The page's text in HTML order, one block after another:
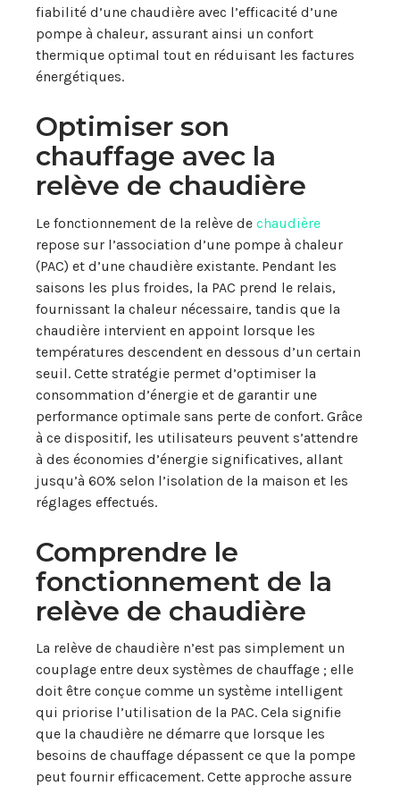
fiabilité d’une chaudière avec l’efficacité d’une
pompe à chaleur, assurant ainsi un confort
thermique optimal tout en réduisant les factures
énergétiques.
Optimiser son
chauffage avec la
relève de chaudière
Le fonctionnement de la relève de chaudière
repose sur l’association d’une pompe à chaleur
(PAC) et d’une chaudière existante. Pendant les
saisons les plus froides, la PAC prend le relais,
fournissant la chaleur nécessaire, tandis que la
chaudière intervient en appoint lorsque les
températures descendent en dessous d’un certain
seuil. Cette stratégie permet d’optimiser la
consommation d’énergie et de garantir une
performance optimale sans perte de confort. Grâce
à ce dispositif, les utilisateurs peuvent s’attendre
à des économies d’énergie significatives, allant
jusqu’à 60% selon l’isolation de la maison et les
réglages effectués.
Comprendre le
fonctionnement de la
relève de chaudière
La relève de chaudière n’est pas simplement un
couplage entre deux systèmes de chauffage ; elle
doit être conçue comme un système intelligent
qui priorise l’utilisation de la PAC. Cela signifie
que la chaudière ne démarre que lorsque les
besoins de chauffage dépassent ce que la pompe
peut fournir efficacement. Cette approche assure